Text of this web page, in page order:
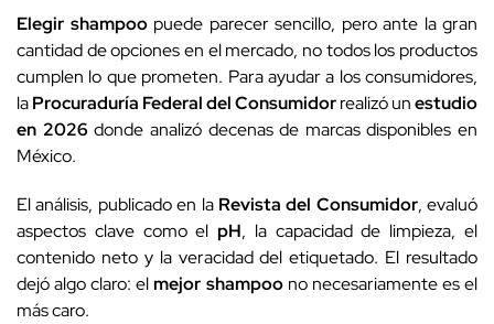
Elegir shampoopuede parecer sencillo, pero ante la gran
cantidad de opciones en el mercado, no todos los productos
cumplen lo que prometen. Para ayudar a los consumidores,
laProcuraduría Federal del Consumidorrealizó unestudio
en 2026donde analizó decenas de marcas disponibles en
México.
El análisis, publicado en la Revista del Consumidor, evaluó
aspectos clave como elpH, la capacidad de limpieza, el
contenido neto y la veracidad del etiquetado. El resultado
dejó algo claro: elmejor shampoono necesariamente es el
más caro.